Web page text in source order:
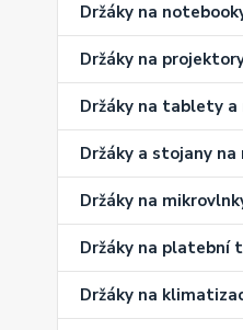
Držáky na
Držáky na
Držáky na tablety a
Držáky a stojany na
Držáky na
Držáky na platební
Držáky na